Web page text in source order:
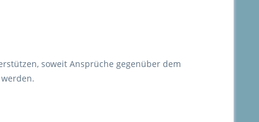
soweit Ansprüche gegenüber dem